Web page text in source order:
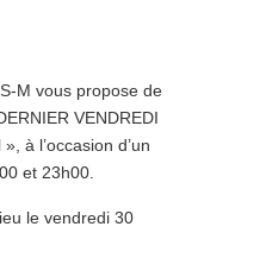
M vous propose de
VENDREDI
à l’occasion d’un
et 23h00.
le vendredi 30